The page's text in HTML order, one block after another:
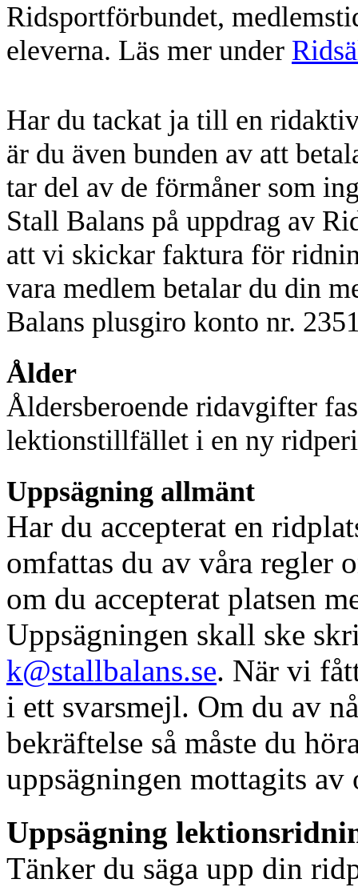
Ridsportförbundet,
eleverna. Läs mer under
Har du tackat ja till en
är du även bunden av att
tar del av de förmåner som
Stall Balans på uppdrag av
att vi skickar faktura för
vara medlem betalar du din
Balans plusgiro konto nr.
Ålder
Åldersberoende ridavgifter
lektionstillfället i en ny
Uppsägning allmänt
Har du accepterat en
omfattas du av våra regler
om du accepterat platsen
Uppsägningen skall ske
k@stallbalans.se. När vi
i ett svarsmejl. Om du av
bekräftelse så måste du
uppsägningen mottagits av
Uppsägning
Tänker du säga upp din